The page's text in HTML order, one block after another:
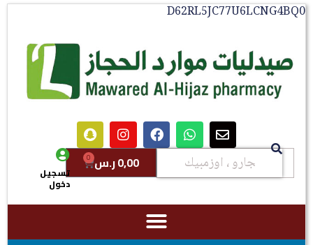
D62RL5JC77U6LCNG4BQ0
0,00ر.س 0
تسجيل
دخول